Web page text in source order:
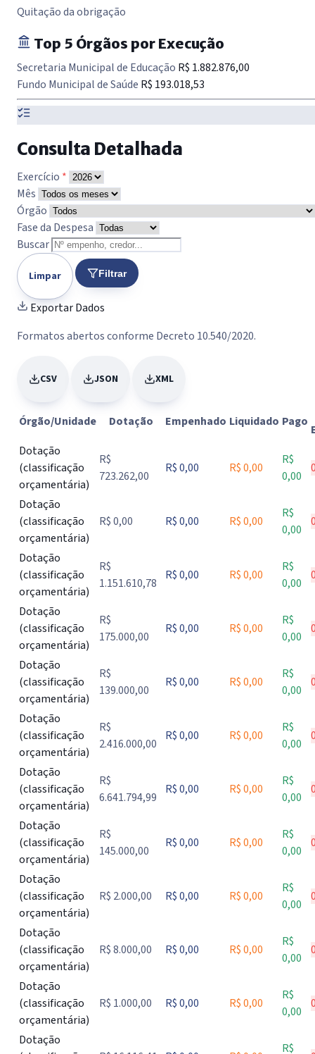
Quitação da obrigação
Top 5 Órgãos por Execução
Secretaria Municipal de Educação R$ 1.882.876,00
Fundo Municipal de Saúde R$ 193.018,53
Consulta Detalhada
Exercício *
Mês
Órgão
Fase da Despesa
Buscar
Limpar Filtrar
Exportar Dados
Formatos abertos conforme Decreto 10.540/2020.
CSV JSON XML
Tabela de execução da despesa por órgão ou unidade, com
Órgão/Unidade Dotação Empenhado Liquidado Pago
Dotação
(classificação
orçamentária)
R$
723.262,00
R$ 0,00 R$ 0,00
R$
0,00
Dotação
(classificação
orçamentária)
R$ 0,00 R$ 0,00 R$ 0,00
R$
0,00
Dotação
(classificação
orçamentária)
R$
1.151.610,78
R$ 0,00 R$ 0,00
R$
0,00
Dotação
(classificação
orçamentária)
R$
175.000,00
R$ 0,00 R$ 0,00
R$
0,00
Dotação
(classificação
orçamentária)
R$
139.000,00
R$ 0,00 R$ 0,00
R$
0,00
Dotação
(classificação
orçamentária)
R$
2.416.000,00
R$ 0,00 R$ 0,00
R$
0,00
Dotação
(classificação
orçamentária)
R$
6.641.794,99
R$ 0,00 R$ 0,00
R$
0,00
Dotação
(classificação
orçamentária)
R$
145.000,00
R$ 0,00 R$ 0,00
R$
0,00
Dotação
(classificação
orçamentária)
R$ 2.000,00 R$ 0,00 R$ 0,00
R$
0,00
Dotação
(classificação
orçamentária)
R$ 8.000,00 R$ 0,00 R$ 0,00
R$
0,00
Dotação
(classificação
orçamentária)
R$ 1.000,00 R$ 0,00 R$ 0,00
R$
0,00
Dotação
R$